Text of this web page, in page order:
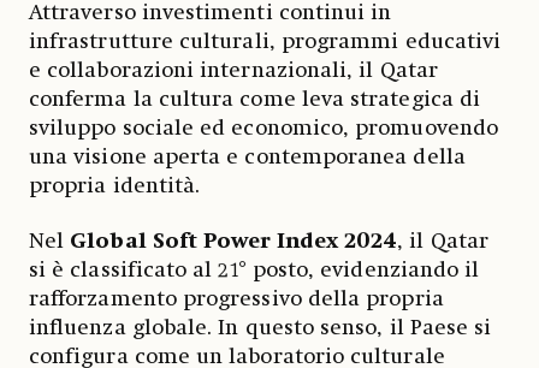
Attraverso investimenti continui in
infrastrutture culturali, programmi educativi
e collaborazioni internazionali, il Qatar
conferma la cultura come leva strategica di
sviluppo sociale ed economico, promuovendo
una visione aperta e contemporanea della
propria identità.
Nel Global Soft Power Index 2024, il Qatar
si è classificato al 21° posto, evidenziando il
rafforzamento progressivo della propria
influenza globale. In questo senso, il Paese si
configura come un laboratorio culturale